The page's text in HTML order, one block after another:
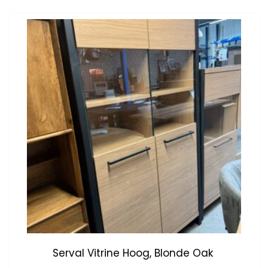
Serval Vitrine Hoog, Blonde Oak